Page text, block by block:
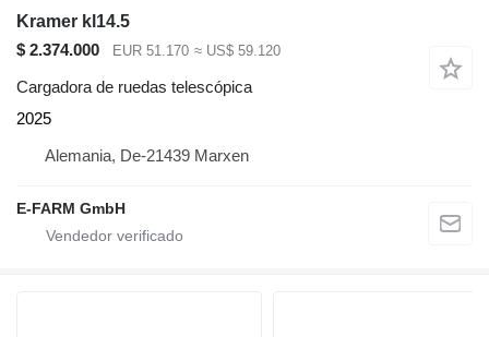
Kramer kl14.5
$ 2.374.000
EUR 51.170 ≈ US$ 59.120
Cargadora de ruedas telescópica
2025
Alemania, De-21439 Marxen
E-FARM GmbH